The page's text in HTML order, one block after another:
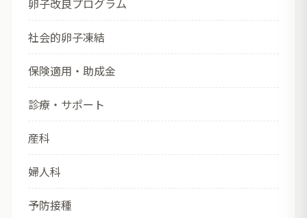
卵子改良プログラム
社会的卵子凍結
保険適用・助成金
診療・サポート
産科
婦人科
予防接種